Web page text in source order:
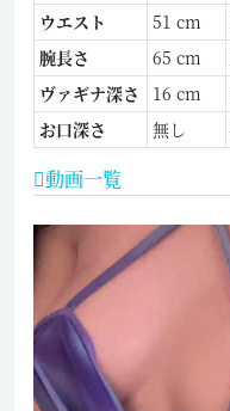
ウエスト
51 cm
腕長さ
65 cm
ヴァギナ深さ
16 cm
お口深さ
無し
動画一覧